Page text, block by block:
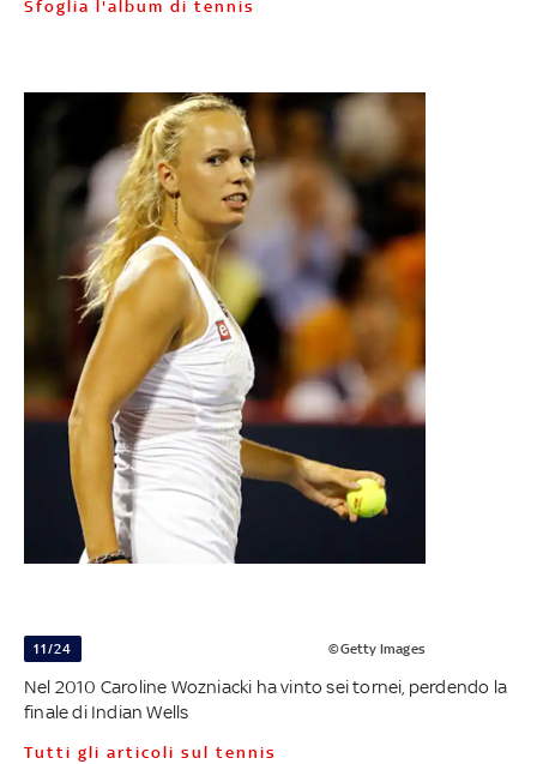
Sfoglia l'album di tennis
11/24 ©Getty Images
Nel 2010 Caroline Wozniacki ha vinto sei tornei, perdendo la
finale di Indian Wells
Tutti gli articoli sul tennis